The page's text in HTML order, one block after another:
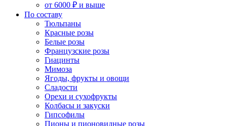
от 6000 ₽ и выше
По составу
Тюльпаны
Красные розы
Белые розы
Французские розы
Гиацинты
Мимоза
Ягоды, фрукты и овощи
Сладости
Орехи и сухофрукты
Колбасы и закуски
Гипсофилы
Пионы и пионовидные розы